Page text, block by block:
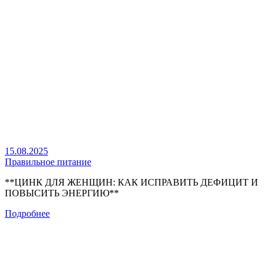
15.08.2025
Правильное питание
**ЦИНК ДЛЯ ЖЕНЩИН: КАК ИСПРАВИТЬ ДЕФИЦИТ И
ПОВЫСИТЬ ЭНЕРГИЮ**
Подробнее